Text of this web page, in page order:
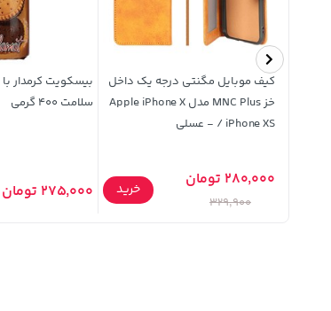
کیف موبایل مگنتی درجه یک داخل
خز MNC Plus مدل Apple iPhone X
/ iPhone XS - عسلی
280,000 تومان
329,900
خرید
بیسکویت کرمدار
سلامت 400 گرمی
275,000 تومان